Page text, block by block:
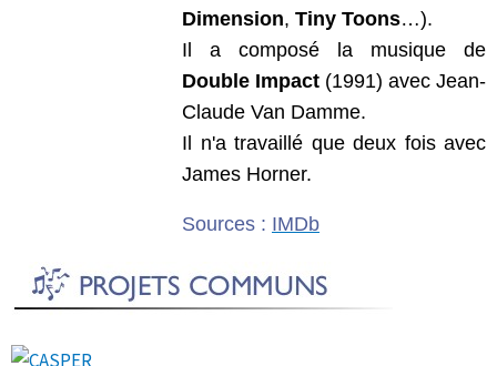
Dimension, Tiny Toons…).
Il a composé la musique de
Double Impact (1991) avec Jean-
Claude Van Damme.
Il n'a travaillé que deux fois avec
James Horner.
Sources : IMDb